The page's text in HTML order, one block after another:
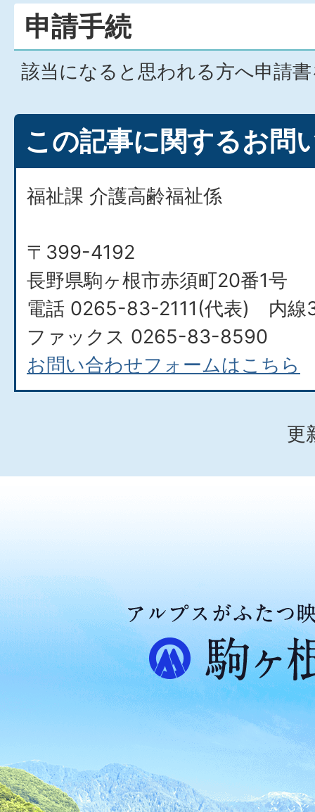
申請手続
該当になると思われる方へ申請
この記事に関するお問
福祉課 介護高齢福祉係
〒399-4192
長野県駒ヶ根市赤須町20番1号
電話 0265-83-2111(代表) 内線
ファックス 0265-83-8590
お問い合わせフォームはこちら
更
ア
ル
プ
ス
が
た